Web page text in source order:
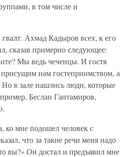
в том числе и
Ахмад Кадыров всех, к его
сказав примерно следующее:
Мы ведь чеченцы. И гостя
нам гостеприимством, а
Но в зале нашлись люди, которые
Беслан Гантамиров,
ко мне подошел человек с
что за такие речи меня надо
вы?» Он достал и предъявил мне